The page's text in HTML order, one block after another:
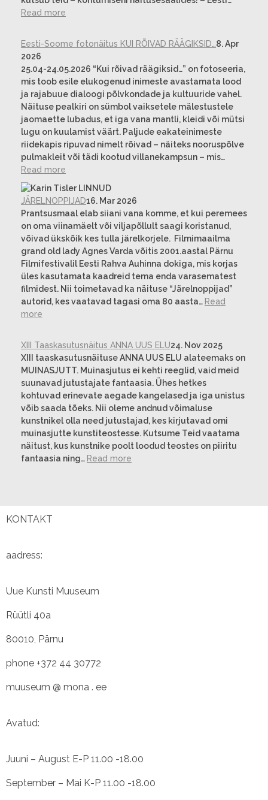
Read more
Eesti-Soome fotonäitus KUI RÕIVAD RÄÄGIKSID… 8. Apr
2026
25.04-24.05.2026 “Kui rõivad räägiksid…” on fotoseeria,
mis toob esile elukogenud inimeste avastamata lood
ja rajabuue dialoogi põlvkondade ja kultuuride vahel.
Näituse pealkiri on sümbol vaiksetele mälestustele
jaomaette lubadus, et iga vana mantli, kleidi või mütsi
lugu on kuulamist väärt. Paljude eakateinimeste
riidekapis ripuvad nimelt rõivad – näiteks nooruspõlve
pulmakleit või tädi kootud villanekampsun – mis…
Read more
JÄRELNOPPIJAD16. Mar 2026
Prantsusmaal elab siiani vana komme, et kui peremees
on oma viinamäelt või viljapõllult saagi koristanud,
võivad ükskõik kes tulla järelkorjele. Filmimaailma
grand old lady Agnes Varda võitis 2001.aastal Pärnu
Filmifestivalil Eesti Rahva Auhinna dokiga, mis korjas
üles kasutamata kaadreid tema enda varasematest
filmidest. Nii toimetavad ka näituse “Järelnoppijad”
autorid, kes vaatavad tagasi oma 80 aasta… Read
more
XIII Taaskasutusnäitus ANNA UUS ELU24. Nov 2025
XIII taaskasutusnäituse ANNA UUS ELU alateemaks on
MUINASJUTT. Muinasjutus ei kehti reeglid, vaid meid
suunavad jutustajate fantaasia. Ühes hetkes
kohtuvad erinevate aegade kangelased ja iga unistus
võib saada tõeks. Nii oleme andnud võimaluse
kunstnikel olla need jutustajad, kes kirjutavad omi
muinasjutte kunstiteostesse. Kutsume Teid vaatama
näitust, kus kunstnike poolt loodud teostes on piiritu
fantaasia ning… Read more
KONTAKT
aadress:
Uue Kunsti Muuseum
Rüütli 40a
80010, Pärnu
phone +372 44 30772
muuseum @ mona . ee
Avatud:
Juuni – August E-P 11.00 -18.00
September – Mai K-P 11.00 -18.00